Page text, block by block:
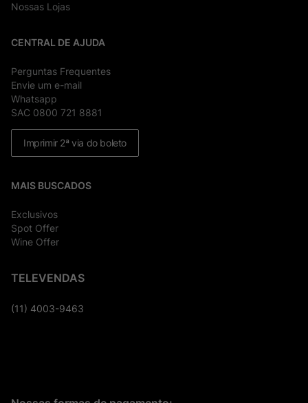
Nossas Lojas
CENTRAL DE AJUDA
Perguntas Frequentes
Envie um e-mail
Whatsapp
SAC 0800 721 8881
Imprimir 2ª via do boleto
MAIS BUSCADOS
Exclusivos
Spot Offer
Wine Offer
TELEVENDAS
(11) 4003-9463